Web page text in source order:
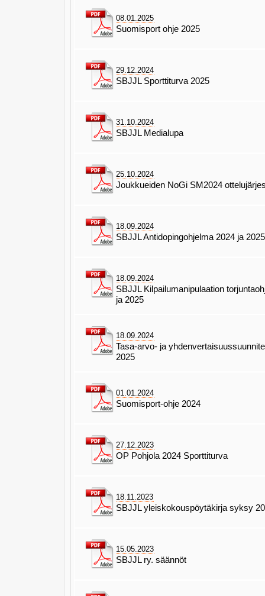
08.01.2025
Suomisport ohje 2025
29.12.2024
SBJJL Sporttiturva 2025
31.10.2024
SBJJL Medialupa
25.10.2024
Joukkueiden NoGi SM2024
18.09.2024
SBJJL Antidopingohjelma 2024 ja 2025
18.09.2024
SBJJL Kilpailumanipulaation
ja 2025
18.09.2024
Tasa-arvo- ja
2025
01.01.2024
Suomisport-ohje 2024
27.12.2023
OP Pohjola 2024 Sporttiturva
18.11.2023
SBJJL yleiskokouspöytäkirja syksy
15.05.2023
SBJJL ry. säännöt